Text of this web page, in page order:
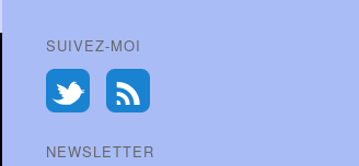
SUIVEZ-MOI
NEWSLETTER